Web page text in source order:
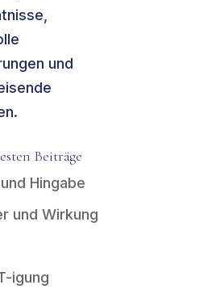
und
Beiträge
Hingabe
und Wirkung
igung